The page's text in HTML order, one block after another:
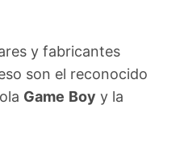
y fabricantes
son el reconocido
Game Boy y la